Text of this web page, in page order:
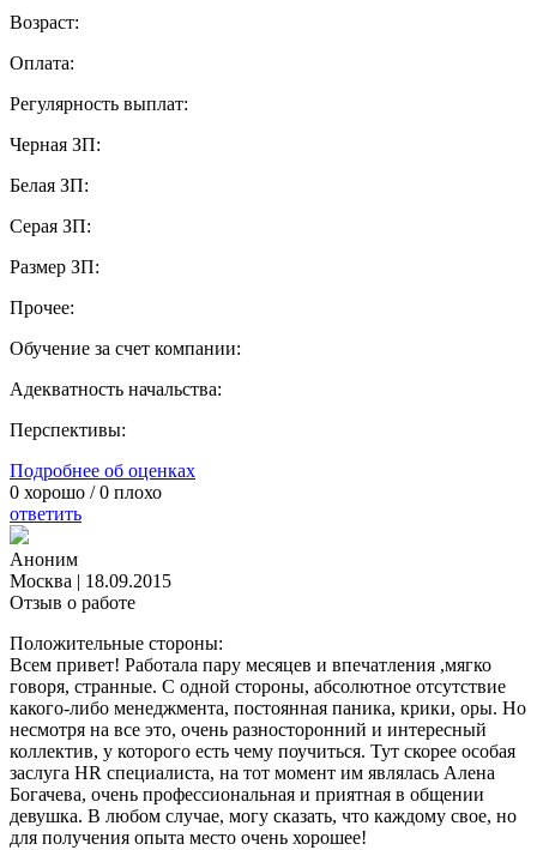
Возраст:
Оплата:
Регулярность выплат:
Черная ЗП:
Белая ЗП:
Серая ЗП:
Размер ЗП:
Прочее:
Обучение за счет компании:
Адекватность начальства:
Перспективы:
Подробнее об оценках
0 хорошо /0 плохо
ответить
Аноним
Москва | 18.09.2015
Отзыв о работе
Положительные стороны:
Всем привет! Работала пару месяцев и впечатления ,мягко
говоря, странные. С одной стороны, абсолютное отсутствие
какого-либо менеджмента, постоянная паника, крики, оры. Но
несмотря на все это, очень разносторонний и интересный
коллектив, у которого есть чему поучиться. Тут скорее особая
заслуга HR специалиста, на тот момент им являлась Алена
Богачева, очень профессиональная и приятная в общении
девушка. В любом случае, могу сказать, что каждому свое, но
для получения опыта место очень хорошее!